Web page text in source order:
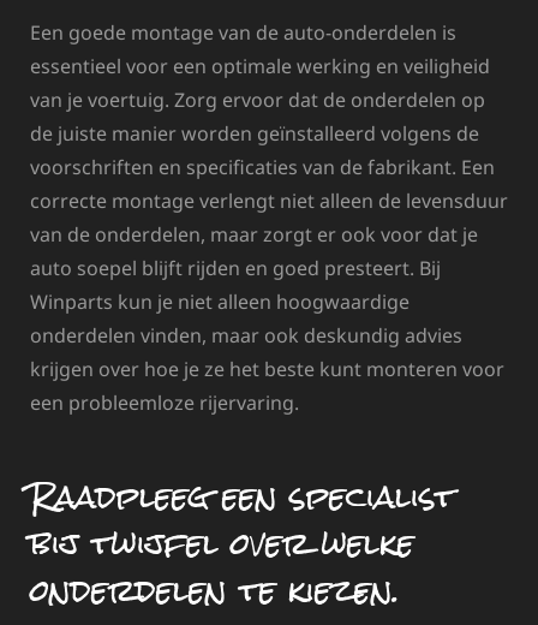
Een goede montage van de auto-onderdelen is
essentieel voor een optimale werking en veiligheid
van je voertuig. Zorg ervoor dat de onderdelen op
de juiste manier worden geïnstalleerd volgens de
voorschriften en specificaties van de fabrikant. Een
correcte montage verlengt niet alleen de levensduur
van de onderdelen, maar zorgt er ook voor dat je
auto soepel blijft rijden en goed presteert. Bij
Winparts kun je niet alleen hoogwaardige
onderdelen vinden, maar ook deskundig advies
krijgen over hoe je ze het beste kunt monteren voor
een probleemloze rijervaring.
Raadpleeg een specialist
bij twijfel over welke
onderdelen te kiezen.